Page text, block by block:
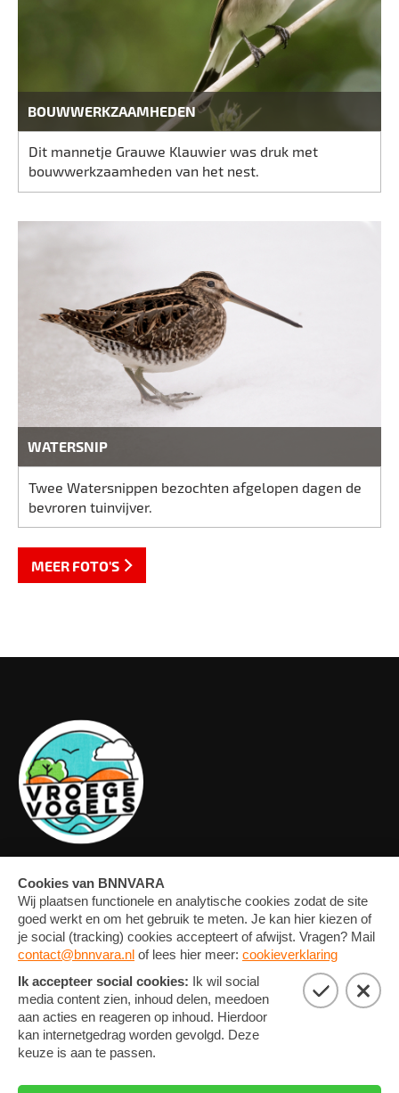
BOUWWERKZAAMHEDEN
Dit mannetje Grauwe Klauwier was druk met
bouwwerkzaamheden van het nest.
WATERSNIP
Twee Watersnippen bezochten afgelopen dagen de
bevroren tuinvijver.
MEER FOTO'S
OVERZICHT
MEDIA
FOTO'S
CONTACT
PRIVACY EN COOKIE
COOKIE-INSTELLINGEN